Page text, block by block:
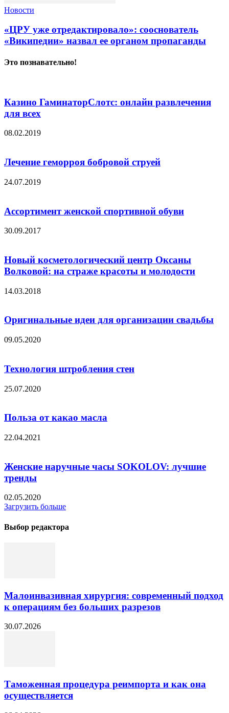
Новости
«ЦРУ уже отредактировало»: сооснователь
«Википедии» назвал ее органом пропаганды
Это познавательно!
Казино ГаминаторСлотс: онлайн развлечения
для всех
08.02.2019
Лечение геморроя бобровой струей
24.07.2019
Ассортимент женской спортивной обуви
30.09.2017
Новый косметологический центр Оксаны
Волковой: на страже красоты и молодости
14.03.2018
Оригинальные идеи для организации свадьбы
09.05.2020
Технология штробления стен
25.07.2020
Польза от какао масла
22.04.2021
Женские наручные часы SOKOLOV: лучшие
тренды
02.05.2020
Загрузить больше
Выбор редактора
Малоинвазивная хирургия: современный подход
к операциям без больших разрезов
30.07.2026
Таможенная процедура реимпорта и как она
осуществляется